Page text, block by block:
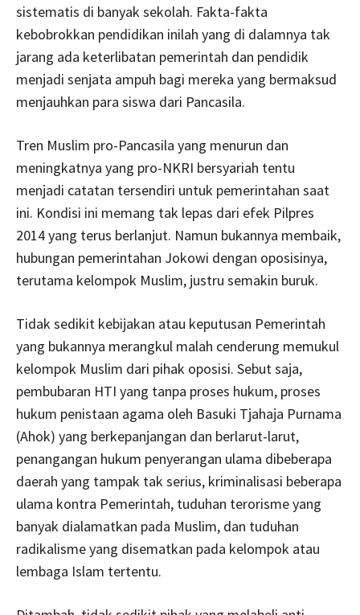
sistematis di banyak sekolah. Fakta-fakta
kebobrokkan pendidikan inilah yang di dalamnya tak
jarang ada keterlibatan pemerintah dan pendidik
menjadi senjata ampuh bagi mereka yang bermaksud
menjauhkan para siswa dari Pancasila.
Tren Muslim pro-Pancasila yang menurun dan
meningkatnya yang pro-NKRI bersyariah tentu
menjadi catatan tersendiri untuk pemerintahan saat
ini. Kondisi ini memang tak lepas dari efek Pilpres
2014 yang terus berlanjut. Namun bukannya membaik,
hubungan pemerintahan Jokowi dengan oposisinya,
terutama kelompok Muslim, justru semakin buruk.
Tidak sedikit kebijakan atau keputusan Pemerintah
yang bukannya merangkul malah cenderung memukul
kelompok Muslim dari pihak oposisi. Sebut saja,
pembubaran HTI yang tanpa proses hukum, proses
hukum penistaan agama oleh Basuki Tjahaja Purnama
(Ahok) yang berkepanjangan dan berlarut-larut,
penangangan hukum penyerangan ulama dibeberapa
daerah yang tampak tak serius, kriminalisasi beberapa
ulama kontra Pemerintah, tuduhan terorisme yang
banyak dialamatkan pada Muslim, dan tuduhan
radikalisme yang disematkan pada kelompok atau
lembaga Islam tertentu.